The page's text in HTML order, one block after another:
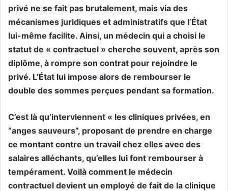
privé ne se fait pas brutalement, mais via des
mécanismes juridiques et administratifs que l’État
lui-même facilite. Ainsi, un médecin qui a choisi le
statut de « contractuel » cherche souvent, après son
diplôme, à rompre son contrat pour rejoindre le
privé. L’État lui impose alors de rembourser le
double des sommes perçues pendant sa formation.
C’est là qu’interviennent « les cliniques privées, en
“anges sauveurs”, proposant de prendre en charge
ce montant contre un travail chez elles avec des
salaires alléchants, qu’elles lui font rembourser à
tempérament. Voilà comment le médecin
contractuel devient un employé de fait de la clinique